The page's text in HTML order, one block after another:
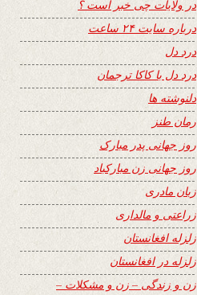
در ولایات چی خبر است ؟
درباره سایت ۲۴ ساعت
درد دل
درد دل با کاکا ترجمان
دلنوشته ها
رمان طنز
روز جهانی پدر مبارک
روز جهانی زن مبارکباد
زبان مادری
زراعتی و مالداری
زلزله افغانستان
زلزله در افغانستان
زن و زندگی – زن و مشکلات –